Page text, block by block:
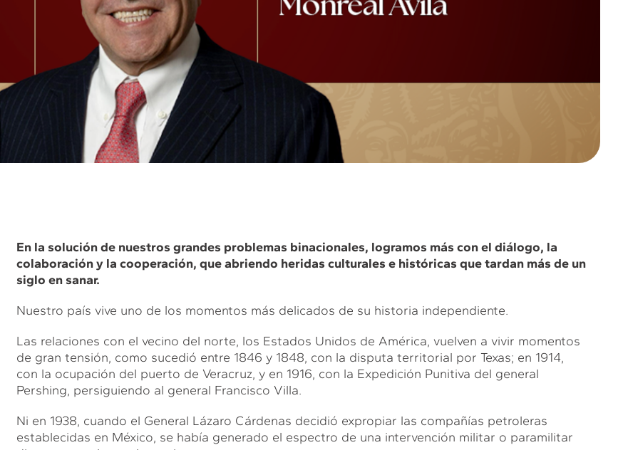
En la solución de nuestros grandes problemas binacionales, logramos más con el diálogo, la
colaboración y la cooperación, que abriendo heridas culturales e históricas que tardan más de un
siglo en sanar.
Nuestro país vive uno de los momentos más delicados de su historia independiente.
Las relaciones con el vecino del norte, los Estados Unidos de América, vuelven a vivir momentos
de gran tensión, como sucedió entre 1846 y 1848, con la disputa territorial por Texas; en 1914,
con la ocupación del puerto de Veracruz, y en 1916, con la Expedición Punitiva del general
Pershing, persiguiendo al general Francisco Villa.
Ni en 1938, cuando el General Lázaro Cárdenas decidió expropiar las compañías petroleras
establecidas en México, se había generado el espectro de una intervención militar o paramilitar